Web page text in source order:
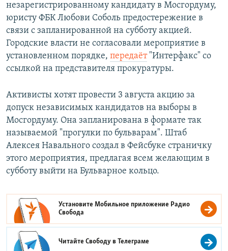
незарегистрированному кандидату в Мосгордуму,
юристу ФБК Любови Соболь предостережение в
связи с запланированной на субботу акцией.
Городские власти не согласовали мероприятие в
установленном порядке, передаёт"Интерфакс" со
ссылкой на представителя прокуратуры.
Активисты хотят провести 3 августа акцию за
допуск независимых кандидатов на выборы в
Мосгордуму. Она запланирована в формате так
называемой "прогулки по бульварам". Штаб
Алексея Навального создал в Фейсбуке страничку
этого мероприятия, предлагая всем желающим в
субботу выйти на Бульварное кольцо.
Установите Мобильное приложение Радио
Свобода
Читайте Свободу вТелеграме